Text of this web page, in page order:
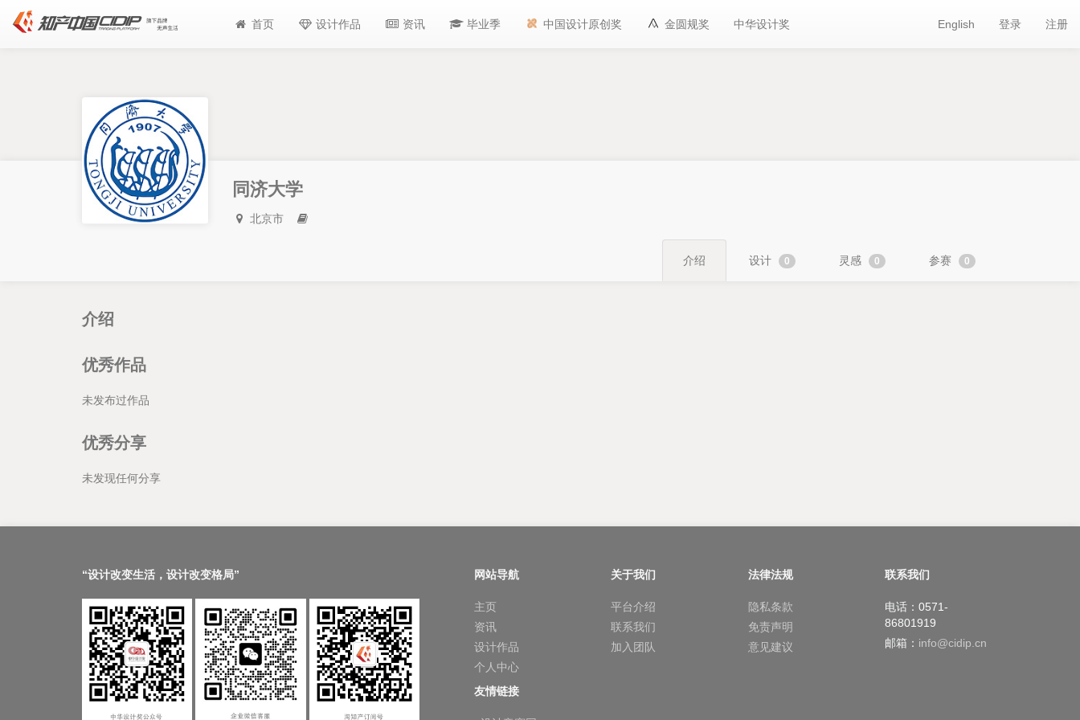
首页 设计作品 资讯 毕业季 中国设计原创奖 金圆规奖 中华设计奖 English 登录 注册
同济大学
北京市
介绍 设计 0 灵感 0 参赛 0
介绍
优秀作品
未发布过作品
优秀分享
未发现任何分享
“设计改变生活，设计改变格局” 网站导航
主页
资讯
设计作品
个人中心
关于我们
平台介绍
联系我们
加入团队
法律法规
隐私条款
免责声明
意见建议
联系我们
电话：0571-
86801919
邮箱： info@cidip.cn
友情链接